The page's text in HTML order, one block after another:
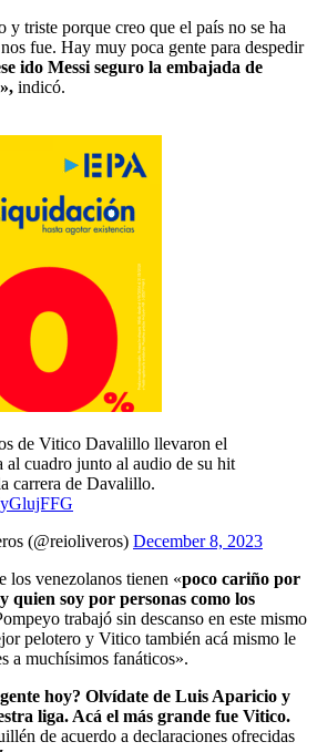
y triste porque creo que el país no se ha
fue. Hay muy poca gente para despedir
ido Messi seguro la embajada de
indicó.
de Vitico Davalillo llevaron el
al cuadro junto al audio de su hit
carrera de Davalillo.
(@reioliveros) December 8, 2023
los venezolanos tienen «poco cariño por
quien soy por personas como los
trabajó sin descanso en este mismo
pelotero y Vitico también acá mismo le
a muchísimos fanáticos».
hoy? Olvídate de Luis Aparicio y
liga. Acá el más grande fue Vitico.
de acuerdo a declaraciones ofrecidas